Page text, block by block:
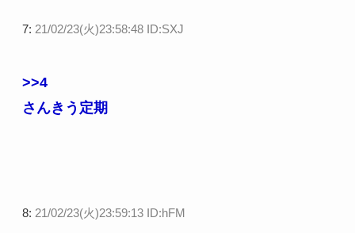
7: 21/02/23(火)23:58:48 ID:SXJ
>>4
さんきう定期
8: 21/02/23(火)23:59:13 ID:hFM